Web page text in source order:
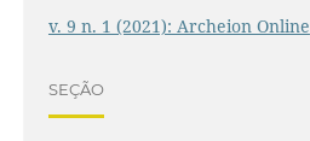
v. 9 n. 1 (2021): Archeion Online
SEÇÃO